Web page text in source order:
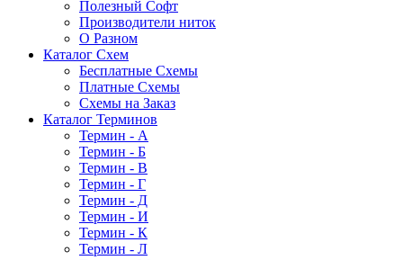
Полезный Софт
Производители ниток
О Разном
Каталог Схем
Бесплатные Схемы
Платные Схемы
Схемы на Заказ
Каталог Терминов
Термин - А
Термин - Б
Термин - В
Термин - Г
Термин - Д
Термин - И
Термин - К
Термин - Л